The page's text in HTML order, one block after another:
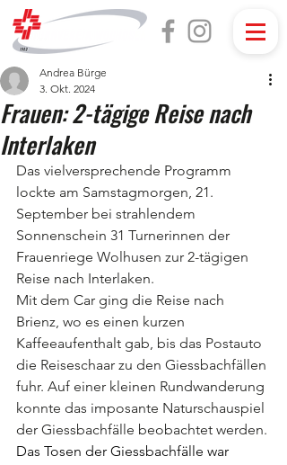
Frauen: 2-tägige Reise nach
Interlaken
Andrea Bürge
3. Okt. 2024
Das vielversprechende Programm
lockte am Samstagmorgen, 21.
September bei strahlendem
Sonnenschein 31 Turnerinnen der
Frauenriege Wolhusen zur 2-tägigen
Reise nach Interlaken.
Mit dem Car ging die Reise nach
Brienz, wo es einen kurzen
Kaffeeaufenthalt gab, bis das Postauto
die Reiseschaar zu den Giessbachfällen
fuhr. Auf einer kleinen Rundwanderung
konnte das imposante Naturschauspiel
der Giessbachfälle beobachtet werden.
Das Tosen der Giessbachfälle war